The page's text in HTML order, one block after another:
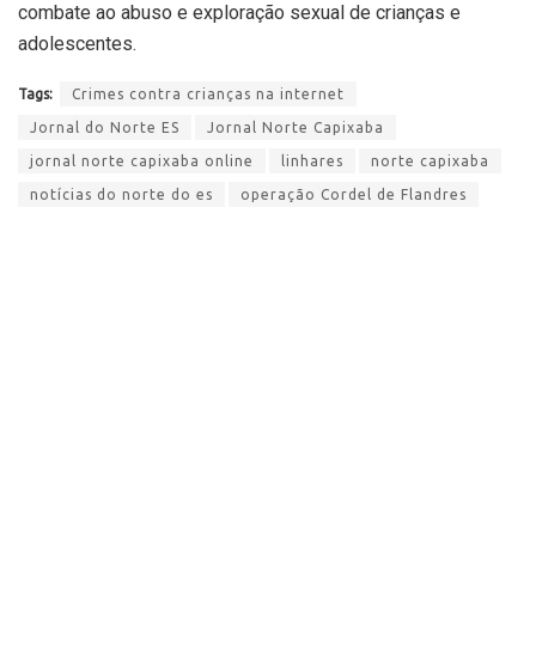
combate ao abuso e exploração sexual de crianças e
adolescentes.
Tags: Crimes contra crianças na internet
Jornal do Norte ES Jornal Norte Capixaba
jornal norte capixaba online linhares norte capixaba
notícias do norte do es operação Cordel de Flandres